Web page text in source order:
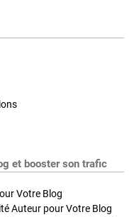
et booster son trafic
Votre Blog
Auteur pour Votre Blog